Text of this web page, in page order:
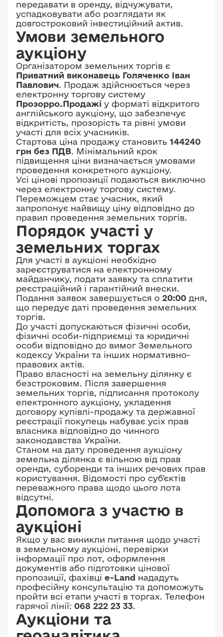
передавати в оренду, відчужувати,
успадковувати або розглядати як
довгостроковий інвестиційний актив.
Умови земельного
аукціону
Організатором земельних торгів є
Приватний виконавець Голяченко Іван
Павлович. Продаж здійснюється через
електронну торгову систему
Прозорро.Продажі у форматі відкритого
англійського аукціону, що забезпечує
відкритість, прозорість та рівні умови
участі для всіх учасників.
Стартова ціна продажу становить 144240
грн без ПДВ. Мінімальний крок
підвищення ціни визначається умовами
проведення конкретного аукціону.
Усі цінові пропозиції подаються виключно
через електронну торгову систему.
Переможцем стає учасник, який
запропонує найвищу ціну відповідно до
правил проведення земельних торгів.
Порядок участі у
земельних торгах
Для участі в аукціоні необхідно
зареєструватися на електронному
майданчику, подати заявку та сплатити
реєстраційний і гарантійний внески.
Подання заявок завершується о 20:00 дня,
що передує даті проведення земельних
торгів.
До участі допускаються фізичні особи,
фізичні особи-підприємці та юридичні
особи відповідно до вимог Земельного
кодексу України та інших нормативно-
правових актів.
Право власності на земельну ділянку є
безстроковим. Після завершення
земельних торгів, підписання протоколу
електронного аукціону, укладення
договору купівлі-продажу та державної
реєстрації покупець набуває усіх прав
власника відповідно до чинного
законодавства України.
Станом на дату проведення аукціону
земельна ділянка є вільною від прав
оренди, суборенди та інших речових прав
користування. Відомості про суб'єктів
переважного права щодо цього лота
відсутні.
Допомога з участю в
аукціоні
Якщо у вас виникли питання щодо участі
в земельному аукціоні, перевірки
інформації про лот, оформлення
документів або підготовки цінової
пропозиції, фахівці e-Land нададуть
професійну консультацію та допоможуть
пройти всі етапи участі в торгах. Телефон
гарячої лінії: 068 222 23 33.
Аукціони та